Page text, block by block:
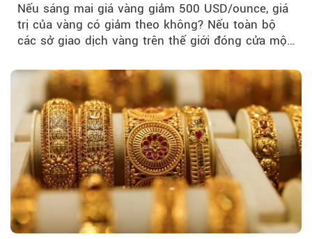
Nếu sáng mai giá vàng giảm 500 USD/ounce, giá
trị của vàng có giảm theo không? Nếu toàn bộ
các sở giao dịch vàng trên thế giới đóng cửa một